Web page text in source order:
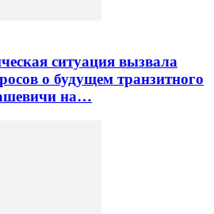
ситуация вызвала
о будущем транзитного
на…